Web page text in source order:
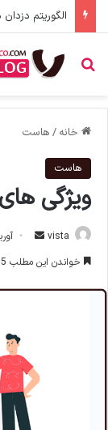
جستجو برای
خانه / هاست
هاست
ویژگی
vista
ا
م
ی
آوریل
خواندن این مطلب 5 دقیقه زمان میبرد